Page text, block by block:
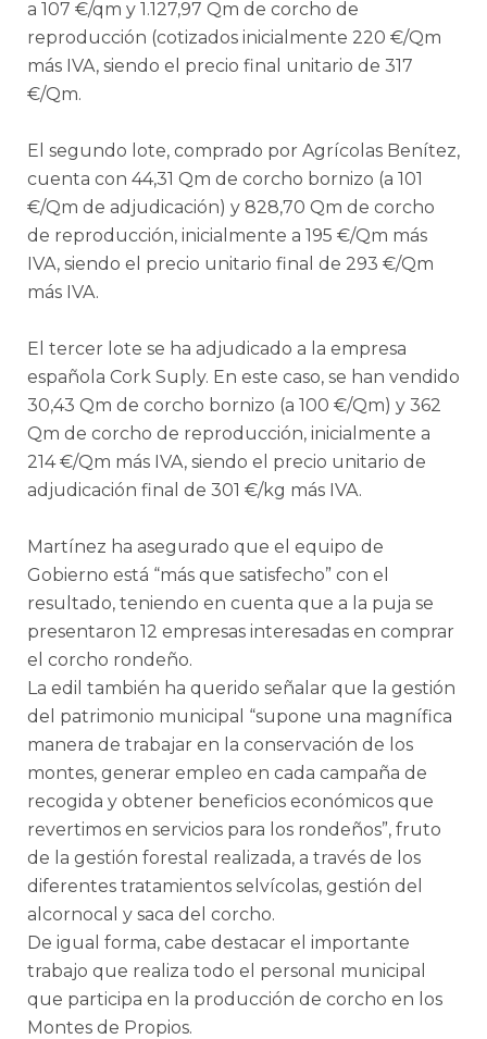
a 107 €/qm y 1.127,97 Qm de corcho de
reproducción (cotizados inicialmente 220 €/Qm
más IVA, siendo el precio final unitario de 317
€/Qm.
El segundo lote, comprado por Agrícolas Benítez,
cuenta con 44,31 Qm de corcho bornizo (a 101
€/Qm de adjudicación) y 828,70 Qm de corcho
de reproducción, inicialmente a 195 €/Qm más
IVA, siendo el precio unitario final de 293 €/Qm
más IVA.
El tercer lote se ha adjudicado a la empresa
española Cork Suply. En este caso, se han vendido
30,43 Qm de corcho bornizo (a 100 €/Qm) y 362
Qm de corcho de reproducción, inicialmente a
214 €/Qm más IVA, siendo el precio unitario de
adjudicación final de 301 €/kg más IVA.
Martínez ha asegurado que el equipo de
Gobierno está “más que satisfecho” con el
resultado, teniendo en cuenta que a la puja se
presentaron 12 empresas interesadas en comprar
el corcho rondeño.
La edil también ha querido señalar que la gestión
del patrimonio municipal “supone una magnífica
manera de trabajar en la conservación de los
montes, generar empleo en cada campaña de
recogida y obtener beneficios económicos que
revertimos en servicios para los rondeños”, fruto
de la gestión forestal realizada, a través de los
diferentes tratamientos selvícolas, gestión del
alcornocal y saca del corcho.
De igual forma, cabe destacar el importante
trabajo que realiza todo el personal municipal
que participa en la producción de corcho en los
Montes de Propios.